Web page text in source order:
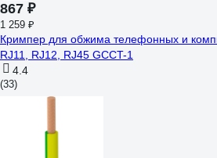
867 ₽
1 259 ₽
Кримпер для обжима телефонных и
RJ11, RJ12, RJ45 GCCT-1
4.4
(33)